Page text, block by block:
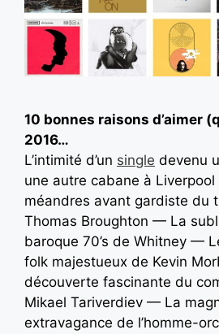
10 bonnes raisons d’aimer
2016…
L’intimité d’un single devenu
une autre cabane à
méandres avant gardiste du
Thomas Broughton — La
baroque 70’s de Whitney —
folk majestueux de Kevin
découverte fascinante du
Mikael Tariverdiev — La
extravagance de l’homme-